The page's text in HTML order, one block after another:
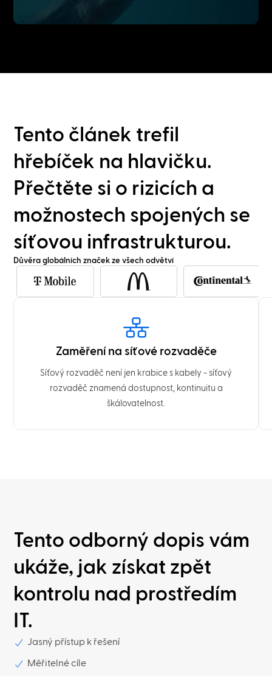
Tento článek trefil
hřebíček na hlavičku.
Přečtěte si o rizicích a
možnostech spojených se
síťovou infrastrukturou.
Důvěra globálních značek ze všech odvětví
Zaměření na síťové rozvaděče
Síťový rozvaděč není jen krabice s kabely - síťový
rozvaděč znamená dostupnost, kontinuitu a
škálovatelnost.
Tento odborný dopis vám
ukáže, jak získat zpět
kontrolu nad prostředím
IT.
Jasný přístup k řešení
Měřitelné cíle